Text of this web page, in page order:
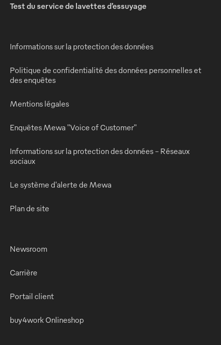
Test du service de lavettes d’essuyage
Informations sur la protection des données
Politique de confidentialité des données personnelles et
des enquêtes
Mentions légales
Enquêtes Mewa "Voice of Customer"
Informations sur la protection des données - Réseaux
sociaux
Le système d'alerte de Mewa
Plan de site
Newsroom
Carrière
Portail client
buy4work Onlineshop